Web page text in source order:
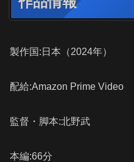
製作国:日本（2024年）
配給:Amazon Prime Video
監督・脚本:北野武
本編:66分